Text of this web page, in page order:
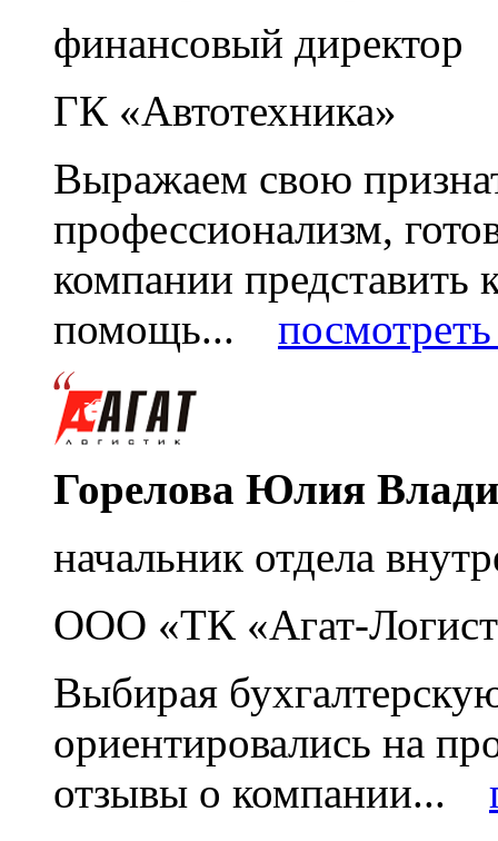
финансовый директор
ГК «Автотехника»
Выражаем свою
профессионализм,
компании
помощь...
Горелова Юлия
начальник отдела
ООО «ТК «Агат-
Выбирая
ориентировались на
отзывы о компании...